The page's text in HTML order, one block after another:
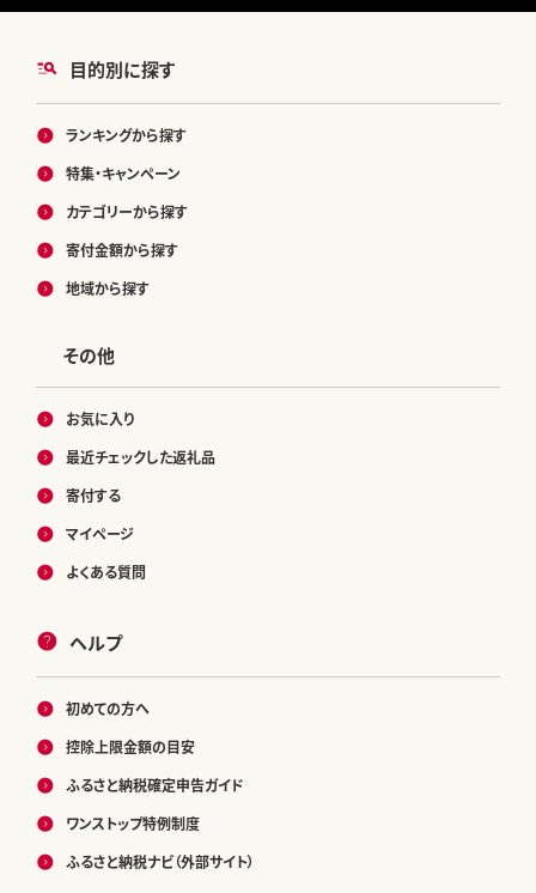
目的別に探す
ランキングから探す
特集・キャンペーン
カテゴリーから探す
寄付金額から探す
地域から探す
その他
お気に入り
最近チェックした返礼品
寄付する
マイページ
よくある質問
ヘルプ
初めての方へ
控除上限金額の目安
ふるさと納税確定申告ガイド
ワンストップ特例制度
ふるさと納税ナビ（外部サイト）